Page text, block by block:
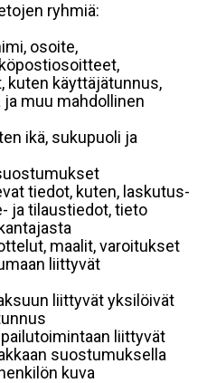
ryhmiä:
osoite,
kuten käyttäjätunnus,
muu mahdollinen
ikä, sukupuoli ja
tiedot, kuten, laskutus-
ja tilaustiedot, tieto
maalit, varoitukset
liittyvät
liittyvät yksilöivät
liittyvät
suostumuksella
kuva